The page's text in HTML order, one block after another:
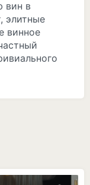
вин в
элитные
винное